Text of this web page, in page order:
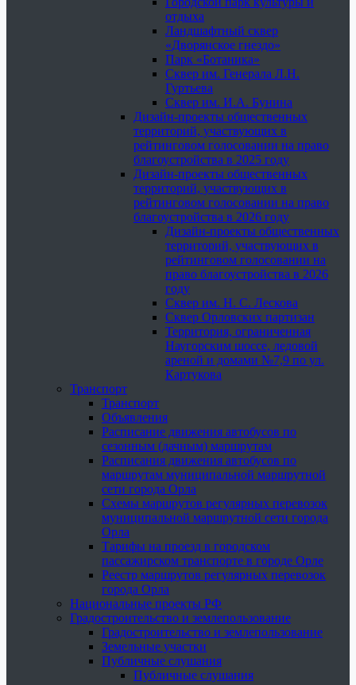
отдыха
Ландшафтный сквер
«Дворянское гнездо»
Парк «Ботаника»
Сквер им. Генерала Л.Н.
Гуртьева
Сквер им. И.А. Бунина
Дизайн-проекты общественных
территорий, участвующих в
рейтинговом голосовании на право
благоустройства в 2025 году
Дизайн-проекты общественных
территорий, участвующих в
рейтинговом голосовании на право
благоустройства в 2026 году
Дизайн-проекты общественных
территорий, участвующих в
рейтинговом голосовании на
право благоустройства в 2026
году
Сквер им. Н. С. Лескова
Сквер Орловских партизан
Территория, ограниченная
Наугорским шоссе, ледовой
ареной и домами №7,9 по ул.
Картукова
Транспорт
Транспорт
Объявления
Расписание движения автобусов по
сезонным (дачным) маршрутам
Расписания движения автобусов по
маршрутам муниципальной маршрутной
сети города Орла
Схемы маршрутов регулярных перевозок
муниципальной маршрутной сети города
Орла
Тарифы на проезд в городском
пассажирском транспорте в городе Орле
Реестр маршрутов регулярных перевозок
города Орла
Национальные проекты РФ
Градостроительство и землепользование
Градостроительство и землепользование
Земельные участки
Публичные слушания
Публичные слушания